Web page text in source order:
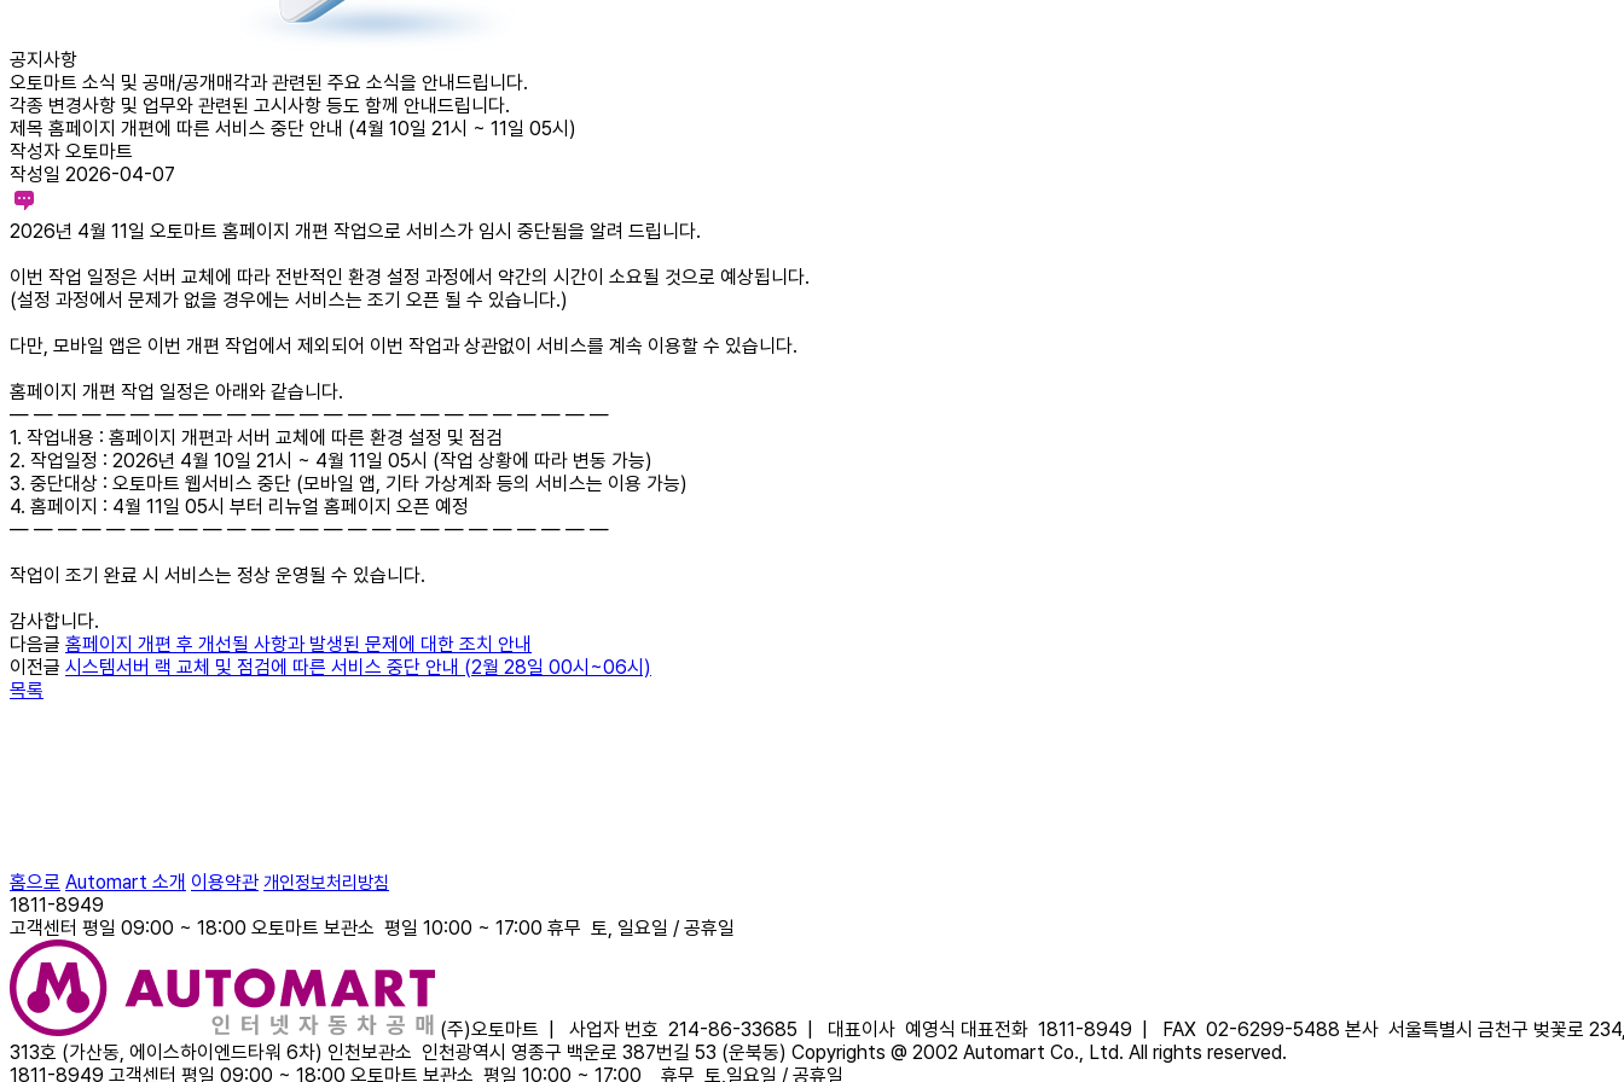
공지사항
오토마트 소식 및 공매/공개매각과 관련된 주요 소식을 안내드립니다.
각종 변경사항 및 업무와 관련된 고시사항 등도 함께 안내드립니다.
제목 홈페이지 개편에 따른 서비스 중단 안내 (4월 10일 21시 ~ 11일 05시)
작성자 오토마트
작성일 2026-04-07
2026년 4월 11일 오토마트 홈페이지 개편 작업으로 서비스가 임시 중단됨을 알려 드립니다.
이번 작업 일정은 서버 교체에 따라 전반적인 환경 설정 과정에서 약간의 시간이 소요될 것으로 예상됩니다.
(설정 과정에서 문제가 없을 경우에는 서비스는 조기 오픈 될 수 있습니다.)
다만, 모바일 앱은 이번 개편 작업에서 제외되어 이번 작업과 상관없이 서비스를 계속 이용할 수 있습니다.
홈페이지 개편 작업 일정은 아래와 같습니다.
― ― ― ― ― ― ― ― ― ― ― ― ― ― ― ― ― ― ― ― ― ― ― ― ―
1. 작업내용 : 홈페이지 개편과 서버 교체에 따른 환경 설정 및 점검
2. 작업일정 : 2026년 4월 10일 21시 ~ 4월 11일 05시 (작업 상황에 따라 변동 가능)
3. 중단대상 : 오토마트 웹서비스 중단 (모바일 앱, 기타 가상계좌 등의 서비스는 이용 가능)
4. 홈페이지 : 4월 11일 05시 부터 리뉴얼 홈페이지 오픈 예정
― ― ― ― ― ― ― ― ― ― ― ― ― ― ― ― ― ― ― ― ― ― ― ― ―
작업이 조기 완료 시 서비스는 정상 운영될 수 있습니다.
다음글 홈페이지 개편 후 개선될 사항과 발생된 문제에 대한 조치 안내
이전글 시스템서버 랙 교체 및 점검에 따른 서비스 중단 안내 (2월 28일 00시~06시)
목록
홈으로 Automart 소개 이용약관 개인정보처리방침
1811-8949
고객센터 평일 09:00 ~ 18:00 오토마트 보관소 평일 10:00 ~ 17:00 휴무 토, 일요일 / 공휴일
(주)오토마트 사업자 번호 214-86-33685 | 대표이사 예영식 대표전화 1811-8949 | FAX 02-6299-5488 본사 서울특별시 금천구 벚꽃로
313호 (가산동, 에이스하이엔드타워 6차) 인천보관소 인천광역시 영종구 백운로 387번길 53 (운북동) Copyrights @ 2002 Automart Co., Ltd. All rights reserved.
1811-8949 고객센터 평일 09:00 ~ 18:00 오토마트 보관소 평일 10:00 ~ 17:00 휴무 토,일요일 / 공휴일